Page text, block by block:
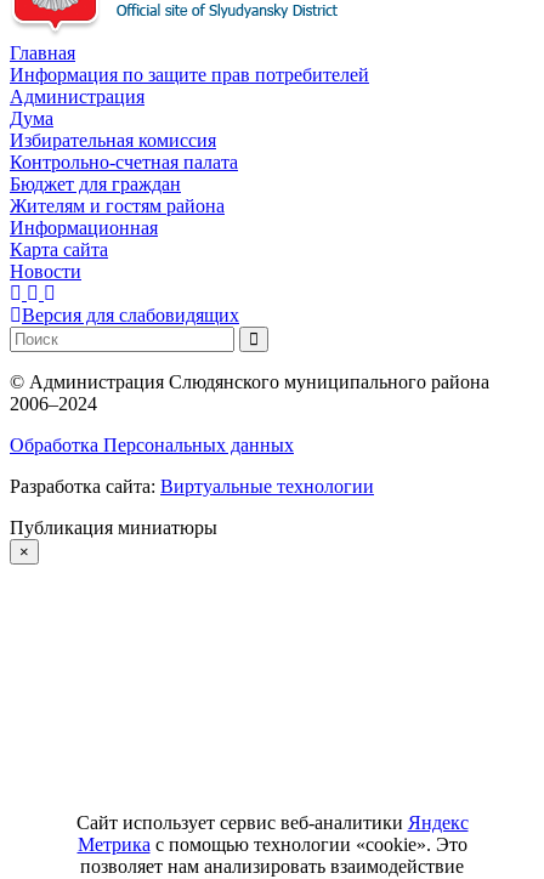
Главная
Информация по защите прав потребителей
Администрация
Дума
Избирательная комиссия
Контрольно-счетная палата
Бюджет для граждан
Жителям и гостям района
Информационная
Карта сайта
Новости
Версия для слабовидящих
© Администрация Слюдянского муниципального района
2006–2024
Обработка Персональных данных
Разработка сайта: Виртуальные технологии
Публикация миниатюры
×
Сайт использует сервис веб-аналитики Яндекс
Метрика с помощью технологии «cookie». Это
позволяет нам анализировать взаимодействие